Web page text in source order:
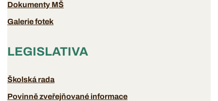
Dokumenty MŠ
Galerie fotek
LEGISLATIVA
Školská rada
Povinně zveřejňované informace